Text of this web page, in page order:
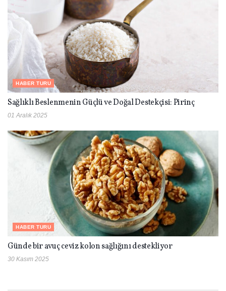
HABER TURU
Sağlıklı Beslenmenin Güçlü ve Doğal Destekçisi: Pirinç
01 Aralık 2025
HABER TURU
Günde bir avuç ceviz kolon sağlığını destekliyor
30 Kasım 2025